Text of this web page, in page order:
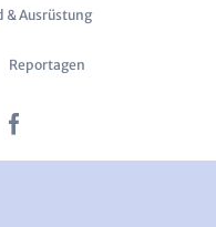
& Ausrüstung
Reportagen